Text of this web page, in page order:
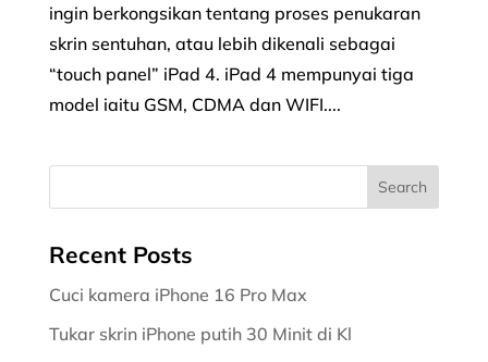
ingin berkongsikan tentang proses penukaran
skrin sentuhan, atau lebih dikenali sebagai
“touch panel” iPad 4. iPad 4 mempunyai tiga
model iaitu GSM, CDMA dan WIFI....
Recent Posts
Cuci kamera iPhone 16 Pro Max
Tukar skrin iPhone putih 30 Minit di Kl